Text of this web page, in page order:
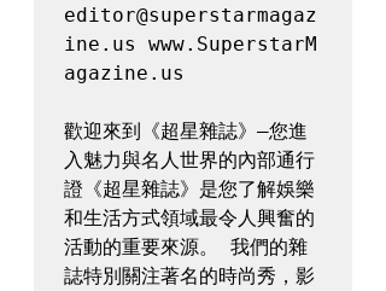
editor@superstarmagaz
ine.us www.SuperstarM
agazine.us
歡迎來到《超星雜誌》—您進
入魅力與名人世界的內部通行
證《超星雜誌》是您了解娛樂
和生活方式領域最令人興奮的
活動的重要來源。 我們的雜
誌特別關注著名的時尚秀，影